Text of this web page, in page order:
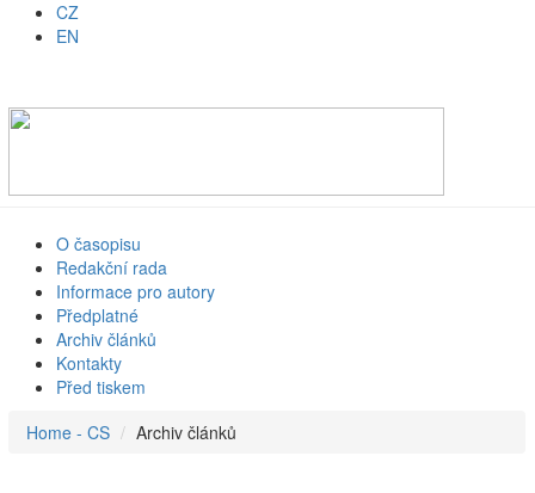
CZ
EN
O časopisu
Redakční rada
Informace pro autory
Předplatné
Archiv článků
Kontakty
Před tiskem
Home - CS
Archiv článků